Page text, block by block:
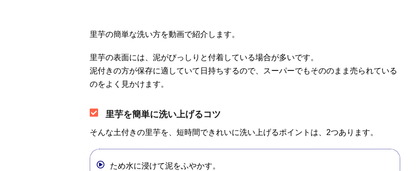
里芋の簡単な洗い方を動画で紹介します。
里芋の表面には、泥がびっしりと付着している場合が多いです。
泥付きの方が保存に適していて日持ちするので、スーパーでもそののまま売られている
のをよく見かけます。
里芋を簡単に洗い上げるコツ
そんな土付きの里芋を、短時間できれいに洗い上げるポイントは、2つあります。
ため水に浸けて泥をふやかす。